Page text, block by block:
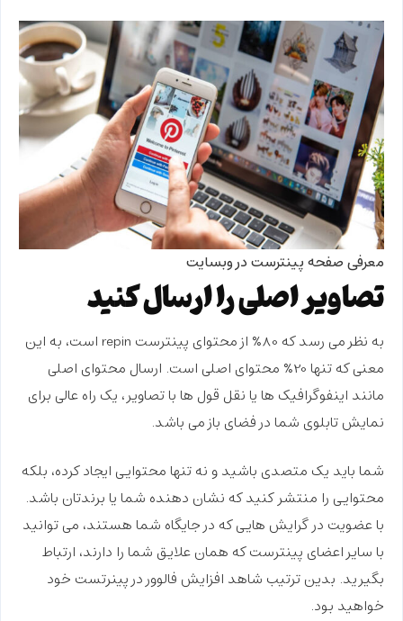
معرفی صفحه پینترست در وبسایت
تصاویر اصلی را ارسال کنید
به نظر می رسد که 80٪ از محتوای پینترست repin است، به این
معنی که تنها 20٪ محتوای اصلی است. ارسال محتوای اصلی
مانند اینفوگرافیک ها یا نقل قول ها با تصاویر، یک راه عالی برای
نمایش تابلوی شما در فضای باز می باشد.
شما باید یک متصدی باشید و نه تنها محتوایی ایجاد کرده، بلکه
محتوایی را منتشر کنید که نشان دهنده شما یا برندتان باشد.
با عضویت در گرایش هایی که در جایگاه شما هستند، می توانید
با سایر اعضای پینترست که همان علایق شما را دارند، ارتباط
بگیرید. بدین ترتیب شاهد افزایش فالوور در پینرتست خود
خواهید بود.